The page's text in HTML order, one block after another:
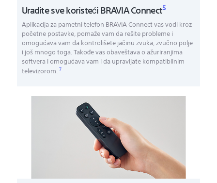
Uradite sve koristeći BRAVIA Connect5
Aplikacija za pametni telefon BRAVIA Connect vas vodi kroz
početne postavke, pomaže vam da rešite probleme i
omogućava vam da kontrolišete jačinu zvuka, zvučno polje
i još mnogo toga. Takođe vas obaveštava o ažuriranjima
softvera i omogućava vam i da upravljate kompatibilnim
televizorom.7